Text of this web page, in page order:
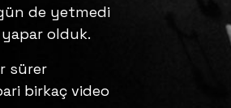
de yetmedi
yapar olduk.
sürer
birkaç video